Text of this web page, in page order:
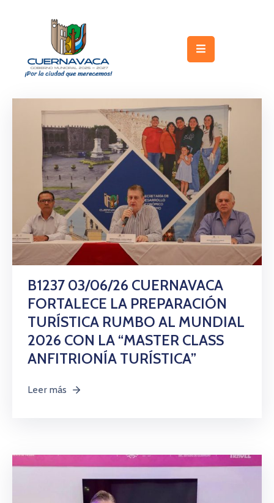
Gobierno
Turismo
Servicios
Licitaciones
Transparencia
Directorio
B1237 03/06/26 CUERNAVACA
FORTALECE LA PREPARACIÓN
TURÍSTICA RUMBO AL MUNDIAL
2026 CON LA “MASTER CLASS
ANFITRIONÍA TURÍSTICA”
Leer más